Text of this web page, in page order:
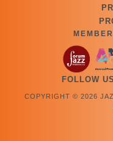
FOLLOW
COPYRIGHT © 2026